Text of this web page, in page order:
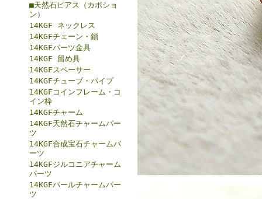
■天然石ピアス（カボショ
ン）
14KGF ネックレス
14KGFチェーン・鎖
14KGFパーツ金具
14KGF 留め具
14KGFスペーサー
14KGFチューブ・パイプ
14KGFコインフレーム・コ
イン枠
14KGFチャーム
14KGF天然石チャームパー
ツ
14KGF合成宝石チャームパ
ーツ
14KGFジルコニアチャーム
パーツ
14KGFパールチャームパー
ツ